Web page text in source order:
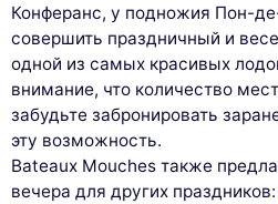
Конферанс, у подножия Пон-
совершить праздничный и
одной из самых красивых
внимание, что количество
забудьте забронировать
эту возможность.
Bateaux Mouches также
вечера для других праздников: